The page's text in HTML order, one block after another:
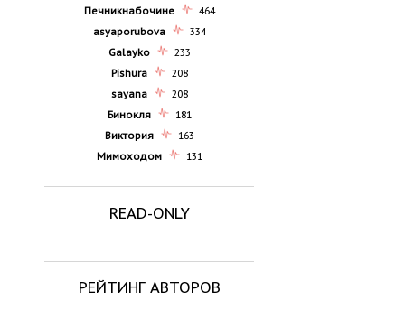
Печникнабочине
464
asyaporubova
334
Galayko
233
Pishura
208
sayana
208
Бинокля
181
Виктория
163
Мимоходом
131
READ-ONLY
РЕЙТИНГ АВТОРОВ